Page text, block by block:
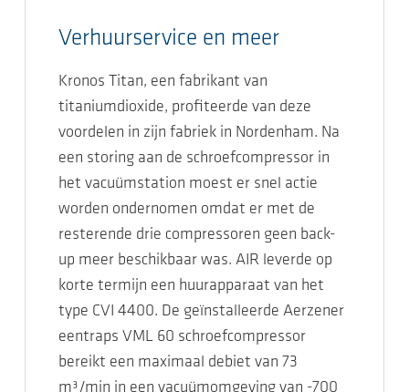
Verhuurservice en meer
Kronos Titan, een fabrikant van
titaniumdioxide, profiteerde van deze
voordelen in zijn fabriek in Nordenham. Na
een storing aan de schroefcompressor in
het vacuümstation moest er snel actie
worden ondernomen omdat er met de
resterende drie compressoren geen back-
up meer beschikbaar was. AIR leverde op
korte termijn een huurapparaat van het
type CVI 4400. De geïnstalleerde Aerzener
eentraps VML 60 schroefcompressor
bereikt een maximaal debiet van 73
m³/min in een vacuümomgeving van -700